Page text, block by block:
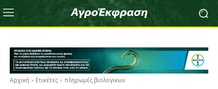
Αρχική Ετικέτες πληρωμές βιολογικων